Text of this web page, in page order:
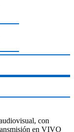
con
en VIVO